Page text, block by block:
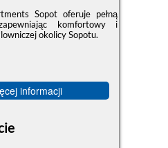
Sopot oferuje pełną
komfortowy i
okolicy Sopotu.
informacji